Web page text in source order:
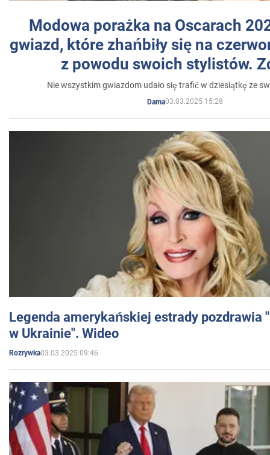
Modowa porażka na Oscarach
gwiazd, które zhańbiły się na
z powodu swoich stylistów.
Nie wszystkim gwiazdom udało się trafić w dziesiątkę ze
Dama03.03.2025 15:28
Legenda amerykańskiej estrady pozdrawia
w Ukrainie". Wideo
Rozrywka03.03.2025 09:46